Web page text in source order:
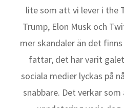
lite som att vi lever i the
Trump, Elon Musk och
mer skandaler än det
fattar, det har varit
sociala medier lyckas på
snabbare. Det verkar